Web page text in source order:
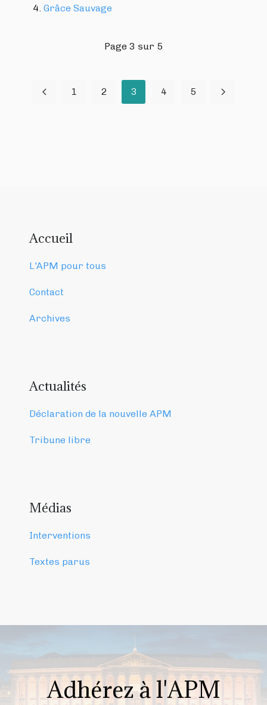
Grâce Sauvage
Page 3 sur 5
1 2 3 4 5
Accueil
L'APM pour tous
Contact
Archives
Actualités
Déclaration de la nouvelle APM
Tribune libre
Médias
Interventions
Textes parus
Adhérez à l'APM